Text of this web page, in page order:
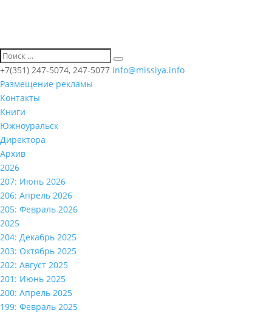
+7(351) 247-5074, 247-5077 info@missiya.info
Размещение рекламы
Контакты
Книги
Южноуральск
Директора
Архив
2026
207: Июнь 2026
206: Апрель 2026
205: Февраль 2026
2025
204: Декабрь 2025
203: Октябрь 2025
202: Август 2025
201: Июнь 2025
200: Апрель 2025
199: Февраль 2025